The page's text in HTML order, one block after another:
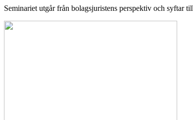
Seminariet utgår från bolagsjuristens perspektiv och syftar